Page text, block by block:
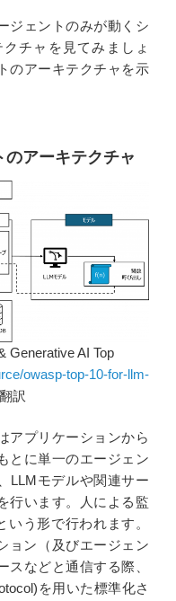
ジェントのみが動くシ
チャを見てみましょ
のアーキテクチャを示
のアーキテクチャ
Generative AI Top
owasp-top-10-for-llm-
訳
アプリケーションから
とに単一のエージェン
LLMモデルや関連サー
行います。人による監
いう形で行われます。
ョン（及びエージェン
スなどと通信する際、
を用いた標準化さ